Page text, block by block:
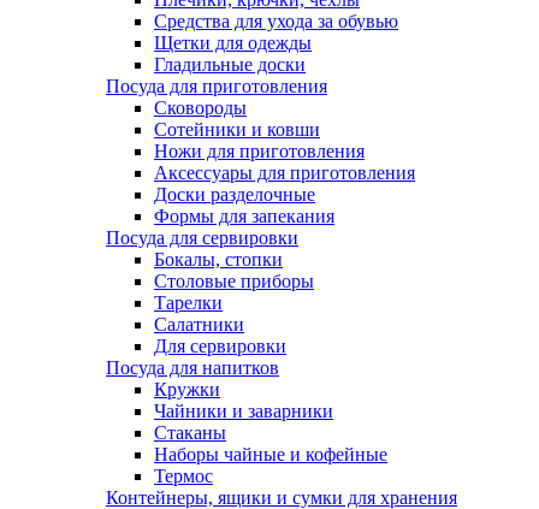
Средства для ухода за обувью
Щетки для одежды
Гладильные доски
Посуда для приготовления
Сковороды
Сотейники и ковши
Ножи для приготовления
Аксессуары для приготовления
Доски разделочные
Формы для запекания
Посуда для сервировки
Бокалы, стопки
Столовые приборы
Тарелки
Салатники
Для сервировки
Посуда для напитков
Кружки
Чайники и заварники
Стаканы
Наборы чайные и кофейные
Термос
Контейнеры, ящики и сумки для хранения